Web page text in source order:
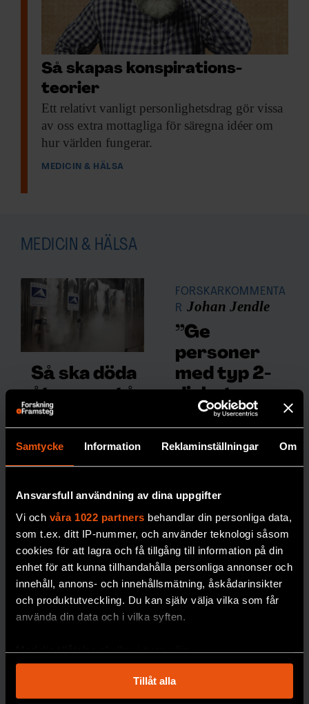
Samtycke Information Reklaminställningar Om
Ansvarsfull användning av dina uppgifter
Vi och våra 1022 partners behandlar din personliga data,
som t.ex. ditt IP-nummer, och använder teknologi såsom
cookies för att lagra och få tillgång till information på din
enhet för att kunna tillhandahålla personliga annonser och
innehåll, annons- och innehållsmätning, åskådarinsikter
och produktutveckling. Du kan själv välja vilka som får
använda din data och i vilka syften.
Med din tillåtelse skulle vi även vilja:
som kan ha en noggrannhet på upp till flera meter
Tillåt alla
Så skapas konspirations­
teorier
Ett relativt vanligt personlighetsdrag gör vissa
av oss extra mottagliga för säregna idéer om
hur världen fungerar.
MEDICIN & HÄLSA
MEDICIN & HÄLSA
Så ska döda
återuppstå
i Sverige
kropp inför en
eventuell
återuppståndelse
miljoner kronor. Nu
planeras ett lager för
djupfrysta människor
i norra Sverige.
PREMIUM
DÖDLIGHET
FORSKARKOMMENTA
R Johan Jendle
”Ge
personer
med typ 2-
diabetes
samma
de med typ
inte
erbjuds
löpand
e
mätnin
g av
blir